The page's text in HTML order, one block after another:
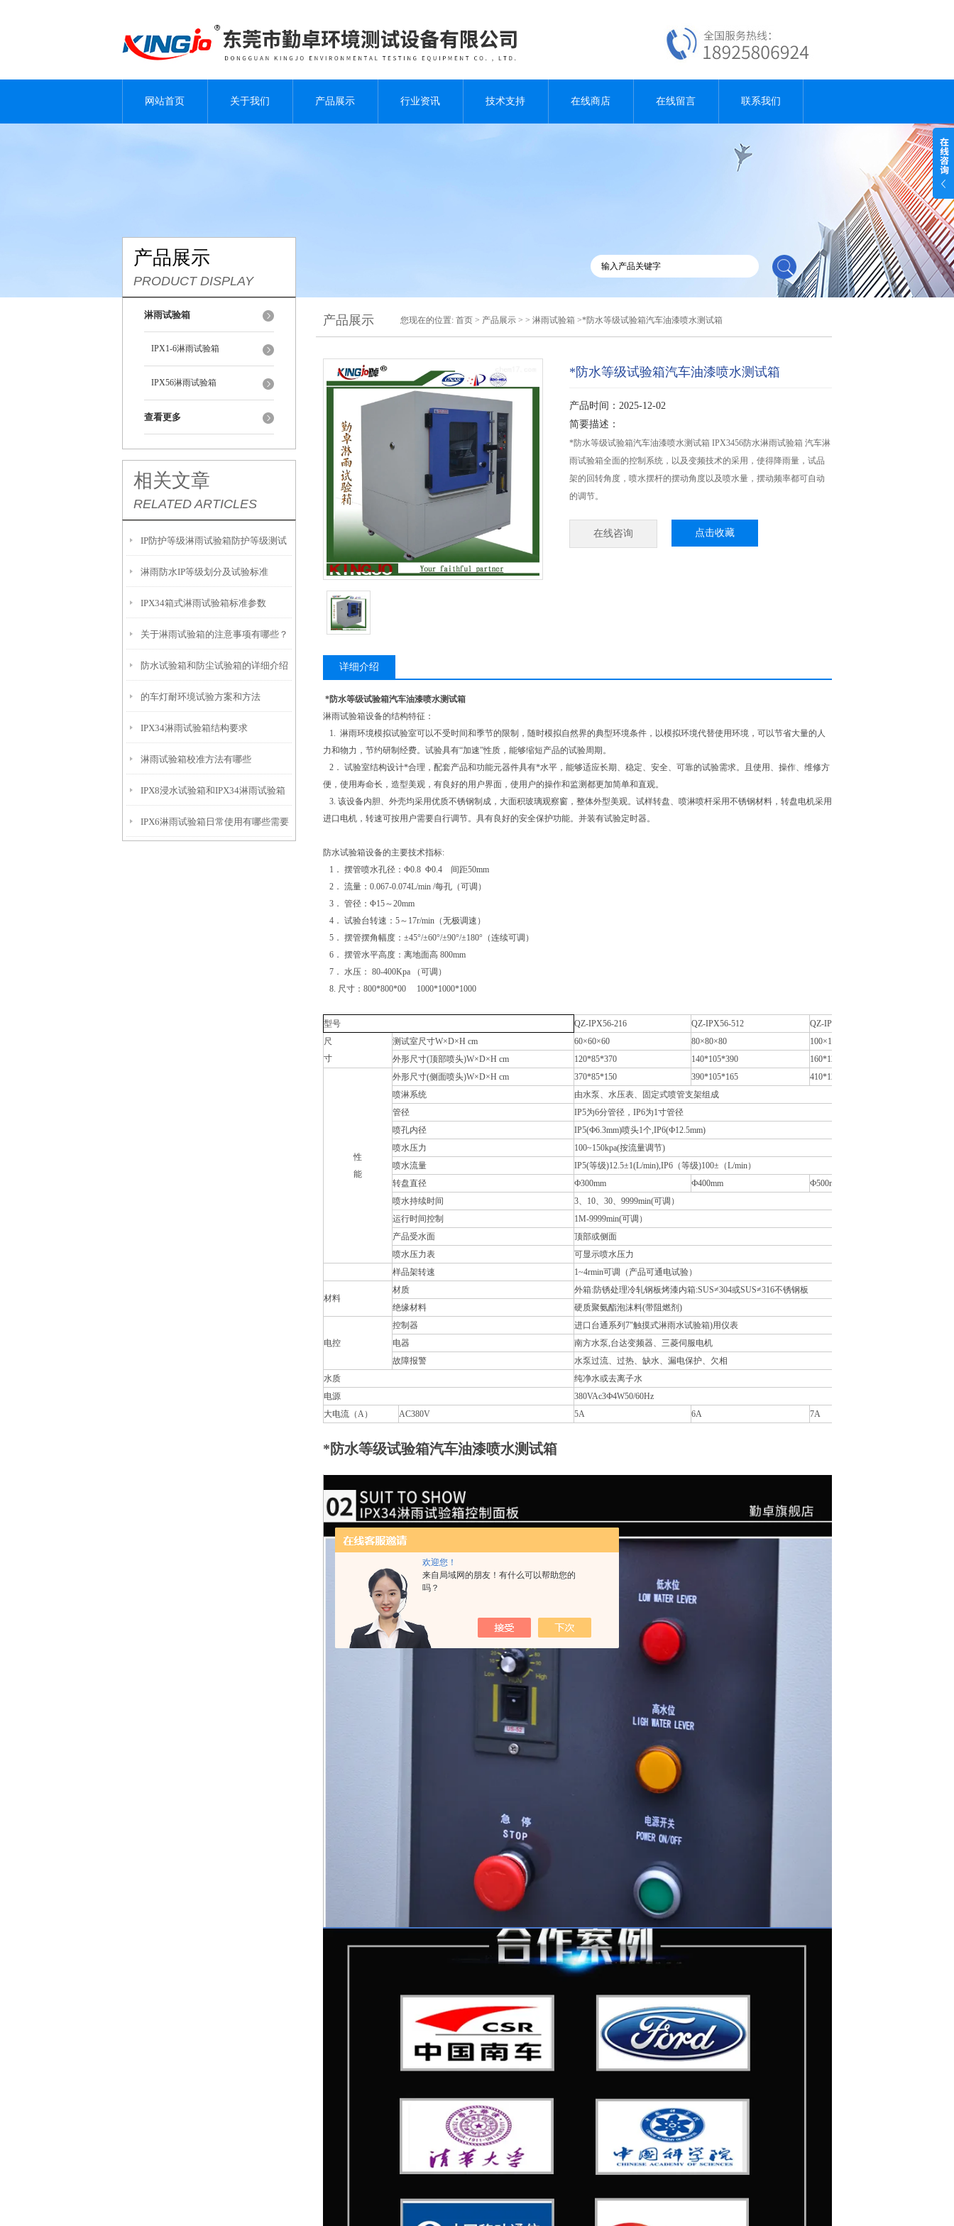
欢迎您！
来自局域网的朋友！有什么可以帮助您的
吗？
网站首页 关于我们 产品展示 行业资讯 技术支持 在线商店 在线留言 联系我们
产品展示
PRODUCT DISPLAY
淋雨试验箱
IPX1-6淋雨试验箱
IPX56淋雨试验箱
查看更多
相关文章
RELATED ARTICLES
IP防护等级淋雨试验箱防护等级测试
防护等级认可
淋雨防水IP等级划分及试验标准
IPX34箱式淋雨试验箱标准参数
关于淋雨试验箱的注意事项有哪些？
防水试验箱和防尘试验箱的详细介绍
的车灯耐环境试验方案和方法
IPX34淋雨试验箱结构要求
淋雨试验箱校准方法有哪些
IPX8浸水试验箱和IPX34淋雨试验箱
的区别
IPX6淋雨试验箱日常使用有哪些需要
产品展示 您现在的位置: 首页 > 产品展示 > > 淋雨试验箱 >*防水等级试验箱汽车油漆喷水测试箱
*防水等级试验箱汽车油漆喷水测试箱
产品时间：2025-12-02
简要描述：
*防水等级试验箱汽车油漆喷水测试箱 IPX3456防水淋雨试验箱 汽车淋
雨试验箱全面的控制系统，以及变频技术的采用，使得降雨量，试品
架的回转角度，喷水摆杆的摆动角度以及喷水量，摆动频率都可自动
的调节。
在线咨询 点击收藏
详细介绍
*防水等级试验箱汽车油漆喷水测试箱
淋雨试验箱设备的结构特征：
1. 淋雨环境模拟试验室可以不受时间和季节的限制，随时模拟自然界的典型环境条件，以模拟环境代替使用环境，可以节省大量的人
力和物力，节约研制经费。试验具有“加速”性质，能够缩短产品的试验周期。
2． 试验室结构设计*合理，配套产品和功能元器件具有*水平，能够适应长期、稳定、安全、可靠的试验需求。且使用、操作、维修方
便，使用寿命长，造型美观，有良好的用户界面，使用户的操作和监测都更加简单和直观。
3. 该设备内胆、外壳均采用优质不锈钢制成，大面积玻璃观察窗，整体外型美观。试样转盘、喷淋喷杆采用不锈钢材料，转盘电机采用
进口电机，转速可按用户需要自行调节。具有良好的安全保护功能。并装有试验定时器。
防水试验箱设备的主要技术指标:
1． 摆管喷水孔径：Φ0.8 Φ0.4 间距50mm
2． 流量：0.067-0.074L/min /每孔（可调）
3． 管径：Φ15～20mm
4． 试验台转速：5～17r/min（无极调速）
5． 摆管摆角幅度：±45°/±60°/±90°/±180°（连续可调）
6． 摆管水平高度：离地面高 800mm
7． 水压： 80-400Kpa （可调）
8. 尺寸：800*800*00 1000*1000*1000
型号 QZ-IPX56-216 QZ-IPX56-512
QZ-IPX56-010
尺
寸
测试室尺寸W×D×H cm 60×60×60 80×80×80
100×100×100
外形尺寸(顶部喷头)W×D×H cm
120*85*370 140*105*390 160*125*410
性
能
外形尺寸(侧面喷头)W×D×H cm 370*85*150 390*105*165
410*125*175
喷淋系统
由水泵、水压表、固定式喷管支架组成
管径
IP5为6分管径，IP6为1寸管径
喷孔内径
IP5(Ф6.3mm)喷头1个,IP6(Ф12.5mm)
喷水压力
100~150kpa(按流量调节)
喷水流量
IP5(等级)12.5±1(L/min),IP6（等级)100±（L/min）
转盘直径
Ф300mm Ф400mm
Ф500mm
喷水持续时间
3、10、30、9999min(可调）
运行时间控制
1M-9999min(可调）
产品受水面
顶部或侧面
喷水压力表
可显示喷水压力
样品架转速
1~4rmin可调（产品可通电试验）
材料
材质
外箱:防锈处理冷轧钢板烤漆内箱:SUS≠304或SUS≠316不锈钢板
绝缘材料
硬质聚氨酯泡沫料(带阻燃剂)
电控
控制器
进口台通系列7"触摸式淋雨水试验箱)用仪表
电器
南方水泵,台达变频器、三菱伺服电机
故障报警
水泵过流、过热、缺水、漏电保护、欠相
水质
纯净水或去离子水
电源
380VAc3Ф4W50/60Hz
大电流（A）
AC380V 5A 6A 7A
*防水等级试验箱汽车油漆喷水测试箱